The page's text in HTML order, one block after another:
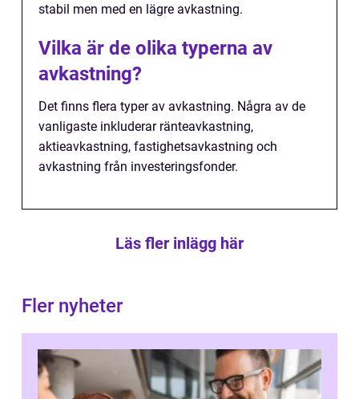
stabil men med en lägre avkastning.
Vilka är de olika typerna av
avkastning?
Det finns flera typer av avkastning. Några av de
vanligaste inkluderar ränteavkastning,
aktieavkastning, fastighetsavkastning och
avkastning från investeringsfonder.
Läs fler inlägg här
Fler nyheter